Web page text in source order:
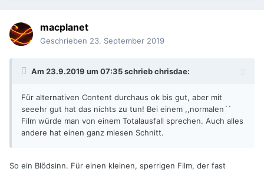
macplanet
Geschrieben 23. September 2019
Am 23.9.2019 um 07:35 schriebchrisdae:
Für alternativen Content durchaus ok bis gut, aber mit
seeehr gut hat das nichts zu tun! Bei einem ,,normalen´´
Film würde man von einem Totalausfall sprechen. Auch alles
andere hat einen ganz miesen Schnitt.
So ein Blödsinn. Für einen kleinen, sperrigen Film, der fast